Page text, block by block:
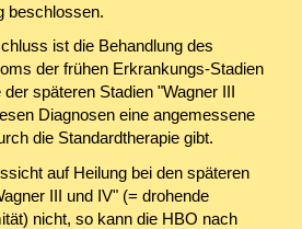
beschlossen.
ist die Behandlung des
der frühen Erkrankungs-Stadien
späteren Stadien "Wagner III
Diagnosen eine angemessene
die Standardtherapie gibt.
auf Heilung bei den späteren
III und IV" (= drohende
nicht, so kann die HBO nach